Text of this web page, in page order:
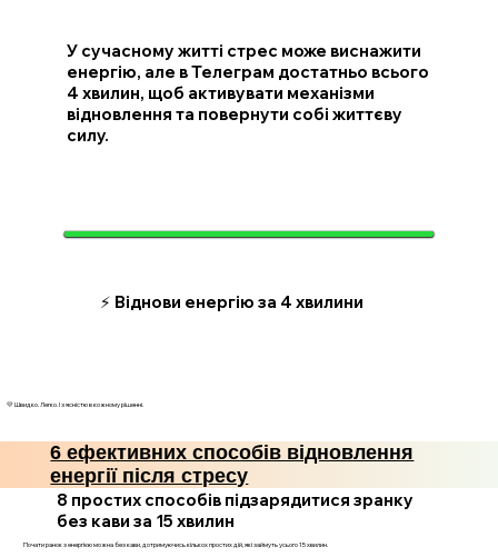
У сучасному житті стрес може виснажити
енергію, але в Телеграм достатньо всього
4 хвилин, щоб активувати механізми
відновлення та повернути собі життєву
силу.
⚡ Віднови енергію за 4 хвилини
💛 Швидко. Легко. І з ясністю в кожному рішенні.
6 ефективних способів відновлення
енергії після стресу
8 простих способів підзарядитися зранку
без кави за 15 хвилин
Почати ранок з енергією можна без кави, дотримуючись кількох простих дій, які займуть усього 15 хвилин.